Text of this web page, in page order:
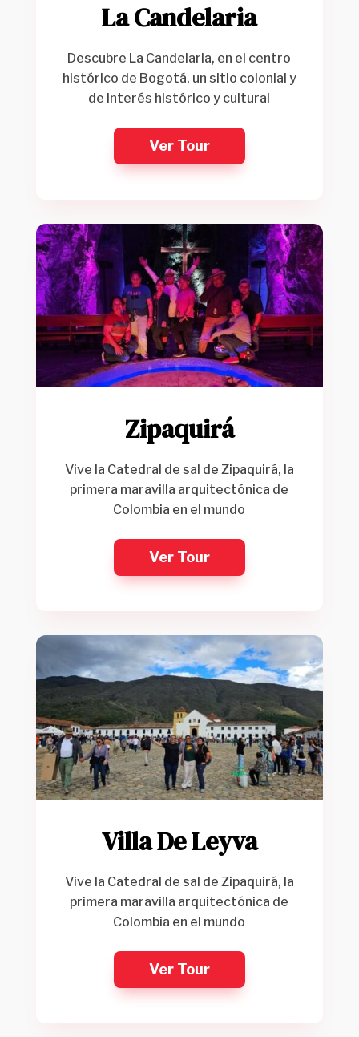
La Candelaria
Descubre La Candelaria, en el centro
histórico de Bogotá, un sitio colonial y
de interés histórico y cultural
Ver Tour
Zipaquirá
Vive la Catedral de sal de Zipaquirá, la
primera maravilla arquitectónica de
Colombia en el mundo
Ver Tour
Villa De Leyva
Vive la Catedral de sal de Zipaquirá, la
primera maravilla arquitectónica de
Colombia en el mundo
Ver Tour